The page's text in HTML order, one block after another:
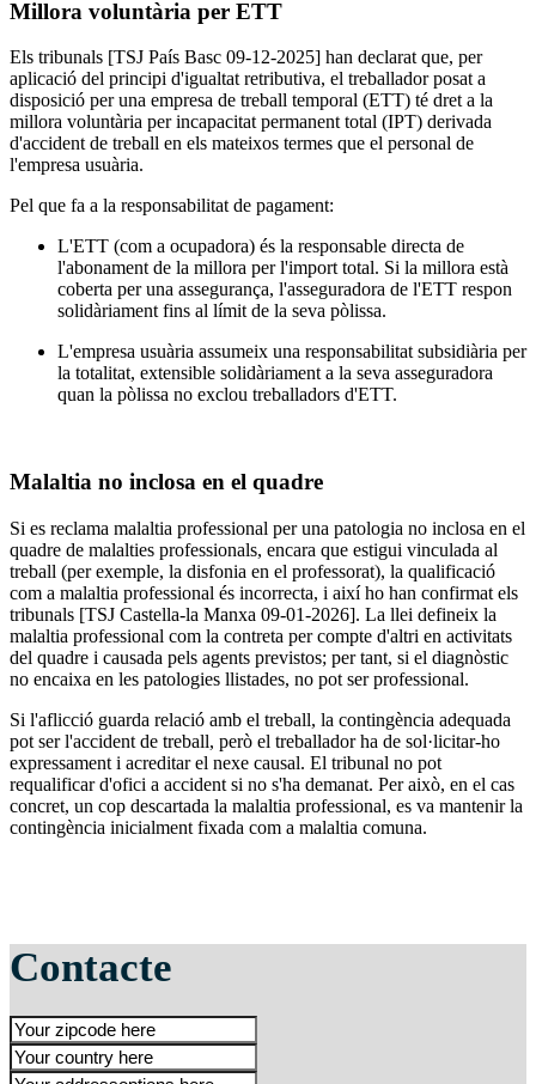
Millora voluntària per ETT
Els tribunals [TSJ País Basc 09-12-2025] han declarat que, per
aplicació del principi d'igualtat retributiva, el treballador posat a
disposició per una empresa de treball temporal (ETT) té dret a la
millora voluntària per incapacitat permanent total (IPT) derivada
d'accident de treball en els mateixos termes que el personal de
l'empresa usuària.
Pel que fa a la responsabilitat de pagament:
L'ETT (com a ocupadora) és la responsable directa de
l'abonament de la millora per l'import total. Si la millora està
coberta per una assegurança, l'asseguradora de l'ETT respon
solidàriament fins al límit de la seva pòlissa.
L'empresa usuària assumeix una responsabilitat subsidiària per
la totalitat, extensible solidàriament a la seva asseguradora
quan la pòlissa no exclou treballadors d'ETT.
Malaltia no inclosa en el quadre
Si es reclama malaltia professional per una patologia no inclosa en el
quadre de malalties professionals, encara que estigui vinculada al
treball (per exemple, la disfonia en el professorat), la qualificació
com a malaltia professional és incorrecta, i així ho han confirmat els
tribunals [TSJ Castella-la Manxa 09-01-2026]. La llei defineix la
malaltia professional com la contreta per compte d'altri en activitats
del quadre i causada pels agents previstos; per tant, si el diagnòstic
no encaixa en les patologies llistades, no pot ser professional.
Si l'aflicció guarda relació amb el treball, la contingència adequada
pot ser l'accident de treball, però el treballador ha de sol·licitar-ho
expressament i acreditar el nexe causal. El tribunal no pot
requalificar d'ofici a accident si no s'ha demanat. Per això, en el cas
concret, un cop descartada la malaltia professional, es va mantenir la
contingència inicialment fixada com a malaltia comuna.
Contacte